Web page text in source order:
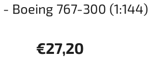
Boeing 767-300 (1:144)
€27,20